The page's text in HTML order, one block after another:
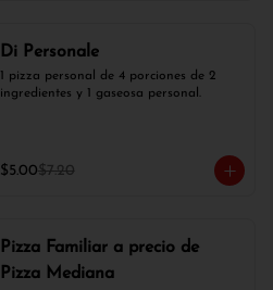
Di Personale
1 pizza personal de 4 porciones de 2
ingredientes y 1 gaseosa personal.
$5.00$7.20
Pizza Familiar a precio de
Pizza Mediana